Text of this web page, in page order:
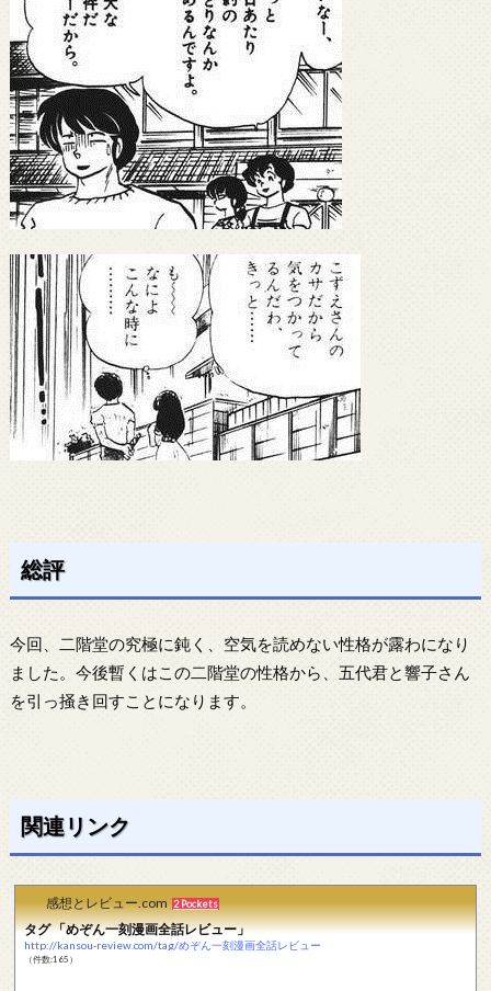
総評
今回、二階堂の究極に鈍く、空気を読めない性格が露わになり
ました。今後暫くはこの二階堂の性格から、五代君と響子さん
を引っ掻き回すことになります。
関連リンク
感想とレビュー.com 2 Pockets
タグ 「めぞん一刻漫画全話レビュー」
http://kansou-review.com/tag/めぞん一刻漫画全話レビュー
（件数:165）